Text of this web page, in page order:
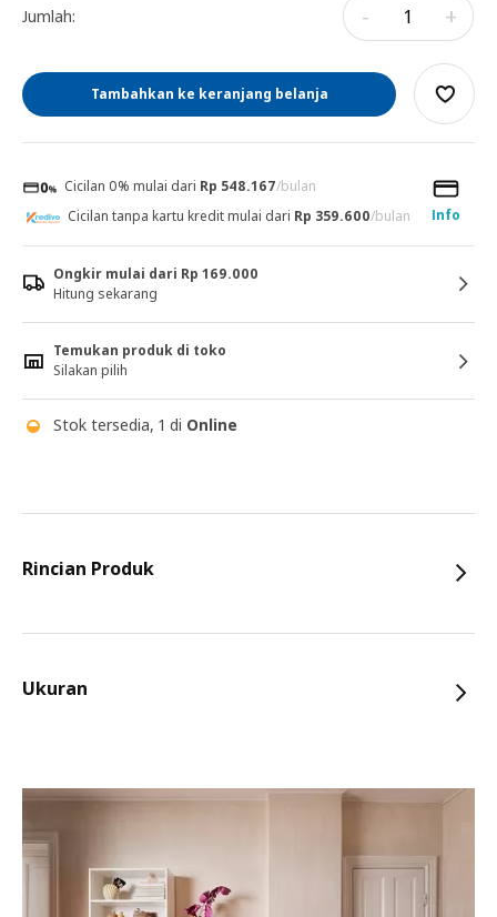
Jumlah: - +
Tambahkan ke keranjang belanja
Cicilan 0% mulai dari Rp 548.167/bulan
Info
Cicilan tanpa kartu kredit mulai dari Rp 359.600/bulan
Ongkir mulai dari Rp 169.000
Hitung sekarang
Temukan produk di toko
Silakan pilih
Stok tersedia, 1 di Online
Rincian Produk
Ukuran